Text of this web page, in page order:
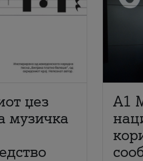
џез
музичка
A1